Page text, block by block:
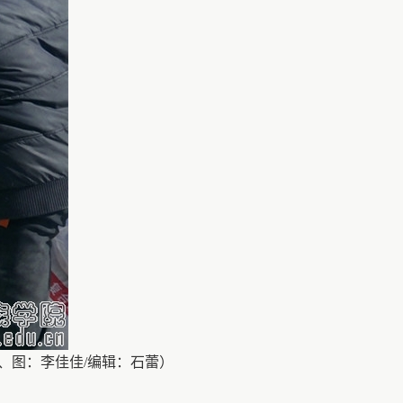
图 ：李佳佳/编辑：石蕾）